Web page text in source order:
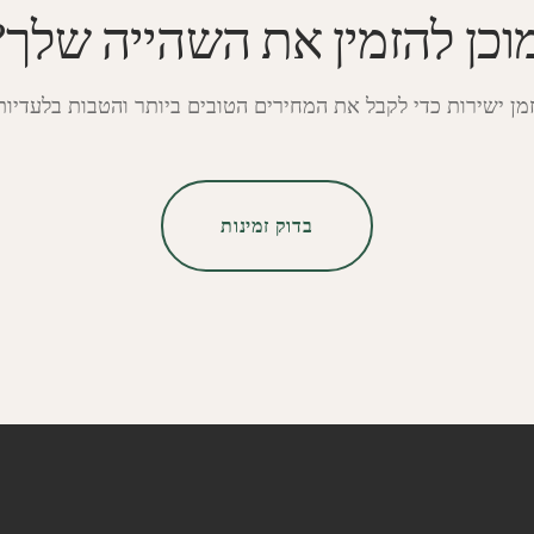
להזמין את השהייה
ישירות כדי לקבל את המחירים הטובים ביותר והטבות
בדוק זמינות